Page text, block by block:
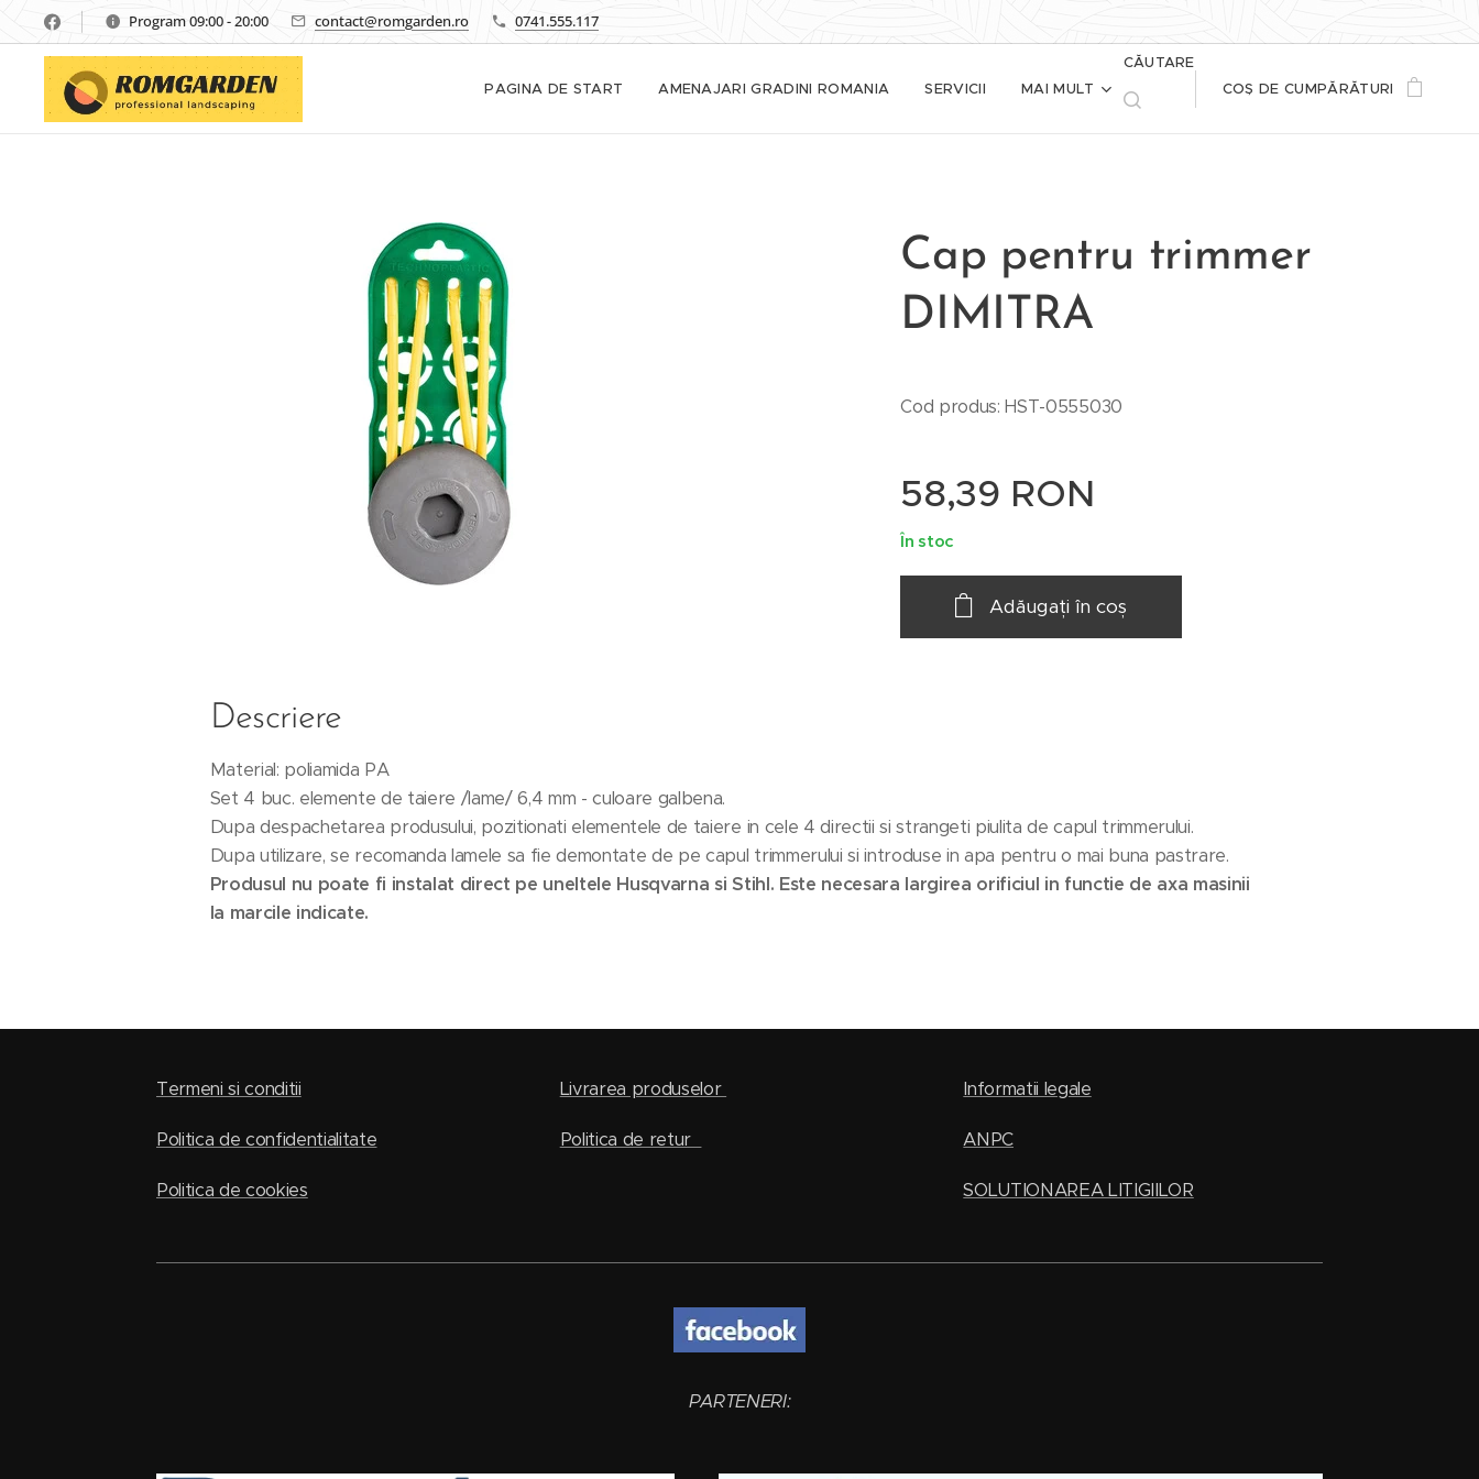
Program 09:00 - 20:00 contact@romgarden.ro 0741.555.117
PAGINA DE START AMENAJARI GRADINI ROMANIA SERVICII MAI MULT
CĂUTARE
COȘ DE CUMPĂRĂTURI
Cap pentru trimmer
DIMITRA
Cod produs: HST-0555030
58,39 RON
În stoc
Adăugați în coș
Descriere
Material: poliamida PA
Set 4 buc. elemente de taiere /lame/ 6,4 mm - culoare galbena.
Dupa despachetarea produsului, pozitionati elementele de taiere in cele 4 directii si strangeti piulita de capul trimmerului.
Dupa utilizare, se recomanda lamele sa fie demontate de pe capul trimmerului si introduse in apa pentru o mai buna pastrare.
Produsul nu poate fi instalat direct pe uneltele Husqvarna si Stihl. Este necesara largirea orificiul in functie de axa masinii
la marcile indicate.
Termeni si conditii
Politica de confidentialitate
Politica de cookies
Livrarea produselor
Politica de retur
Informatii legale
ANPC
SOLUTIONAREA LITIGIILOR
PARTENERI: